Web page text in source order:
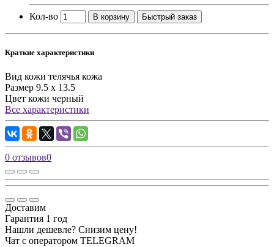
Кол-во В корзину Быстрый заказ
Краткие характеристики
Вид кожи телячья кожа
Размер 9.5 х 13.5
Цвет кожи черный
Все характеристики
0 отзывов0
Доставим
Гарантия 1 год
Нашли дешевле? Снизим цену!
Чат с оператором TELEGRAM